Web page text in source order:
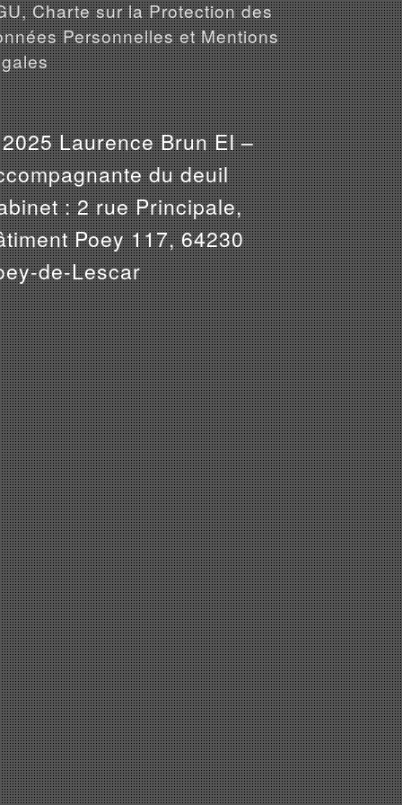
Charte sur la Protection des
Personnelles et Mentions
Laurence Brun EI –
du deuil
: 2 rue Principale,
Poey 117, 64230
de-Lescar